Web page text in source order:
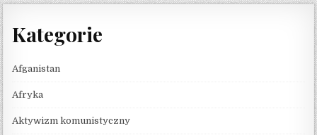
Kategorie
Afganistan
Afryka
Aktywizm komunistyczny